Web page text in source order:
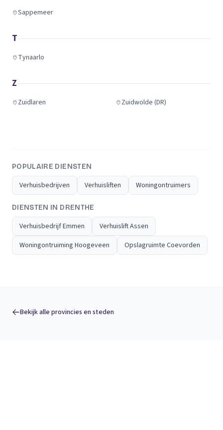
Sappemeer
T
Tynaarlo
Z
Zuidlaren Zuidwolde (DR)
POPULAIRE DIENSTEN
Verhuisbedrijven Verhuisliften Woningontruimers
DIENSTEN IN DRENTHE
Verhuisbedrijf Emmen
Verhuislift Assen
Woningontruiming Hoogeveen
Opslagruimte Coevorden
Bekijk alle provincies en steden